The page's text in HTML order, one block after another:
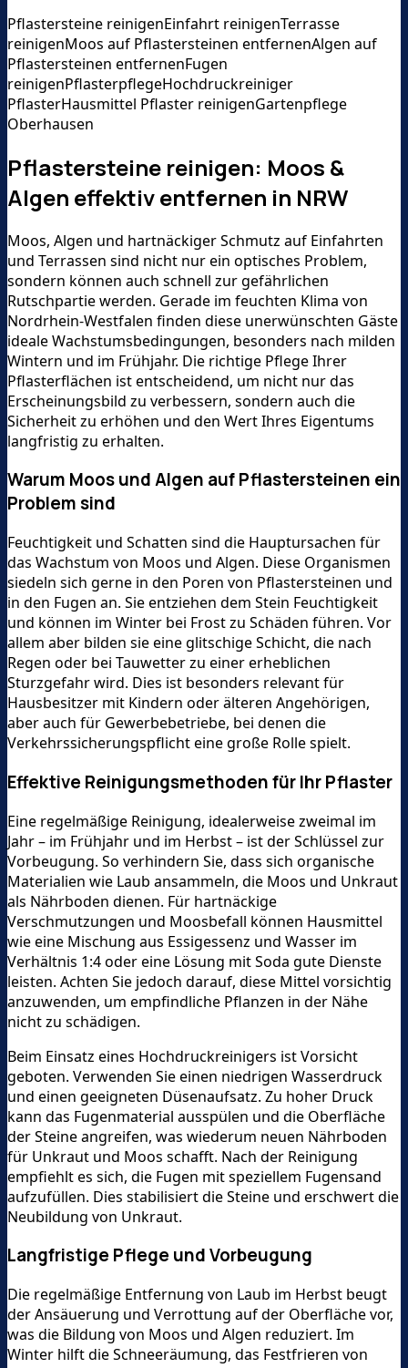
Pflastersteine reinigenEinfahrt reinigenTerrasse
reinigenMoos auf Pflastersteinen entfernenAlgen auf
Pflastersteinen entfernenFugen
reinigenPflasterpflegeHochdruckreiniger
PflasterHausmittel Pflaster reinigenGartenpflege
Oberhausen
Pflastersteine reinigen: Moos &
Algen effektiv entfernen in NRW
Moos, Algen und hartnäckiger Schmutz auf Einfahrten
und Terrassen sind nicht nur ein optisches Problem,
sondern können auch schnell zur gefährlichen
Rutschpartie werden. Gerade im feuchten Klima von
Nordrhein-Westfalen finden diese unerwünschten Gäste
ideale Wachstumsbedingungen, besonders nach milden
Wintern und im Frühjahr. Die richtige Pflege Ihrer
Pflasterflächen ist entscheidend, um nicht nur das
Erscheinungsbild zu verbessern, sondern auch die
Sicherheit zu erhöhen und den Wert Ihres Eigentums
langfristig zu erhalten.
Warum Moos und Algen auf Pflastersteinen ein
Problem sind
Feuchtigkeit und Schatten sind die Hauptursachen für
das Wachstum von Moos und Algen. Diese Organismen
siedeln sich gerne in den Poren von Pflastersteinen und
in den Fugen an. Sie entziehen dem Stein Feuchtigkeit
und können im Winter bei Frost zu Schäden führen. Vor
allem aber bilden sie eine glitschige Schicht, die nach
Regen oder bei Tauwetter zu einer erheblichen
Sturzgefahr wird. Dies ist besonders relevant für
Hausbesitzer mit Kindern oder älteren Angehörigen,
aber auch für Gewerbebetriebe, bei denen die
Verkehrssicherungspflicht eine große Rolle spielt.
Effektive Reinigungsmethoden für Ihr Pflaster
Eine regelmäßige Reinigung, idealerweise zweimal im
Jahr – im Frühjahr und im Herbst – ist der Schlüssel zur
Vorbeugung. So verhindern Sie, dass sich organische
Materialien wie Laub ansammeln, die Moos und Unkraut
als Nährboden dienen. Für hartnäckige
Verschmutzungen und Moosbefall können Hausmittel
wie eine Mischung aus Essigessenz und Wasser im
Verhältnis 1:4 oder eine Lösung mit Soda gute Dienste
leisten. Achten Sie jedoch darauf, diese Mittel vorsichtig
anzuwenden, um empfindliche Pflanzen in der Nähe
nicht zu schädigen.
Beim Einsatz eines Hochdruckreinigers ist Vorsicht
geboten. Verwenden Sie einen niedrigen Wasserdruck
und einen geeigneten Düsenaufsatz. Zu hoher Druck
kann das Fugenmaterial ausspülen und die Oberfläche
der Steine angreifen, was wiederum neuen Nährboden
für Unkraut und Moos schafft. Nach der Reinigung
empfiehlt es sich, die Fugen mit speziellem Fugensand
aufzufüllen. Dies stabilisiert die Steine und erschwert die
Neubildung von Unkraut.
Langfristige Pflege und Vorbeugung
Die regelmäßige Entfernung von Laub im Herbst beugt
der Ansäuerung und Verrottung auf der Oberfläche vor,
was die Bildung von Moos und Algen reduziert. Im
Winter hilft die Schneeräumung, das Festfrieren von